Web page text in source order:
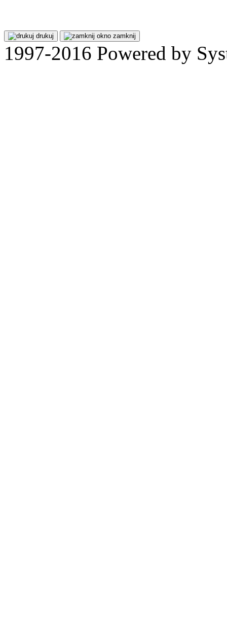
drukuj zamknij
1997-2016 Powered by